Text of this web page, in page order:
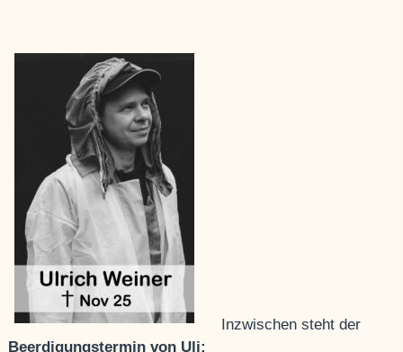
Inzwischen steht der
Beerdigungstermin von Uli: